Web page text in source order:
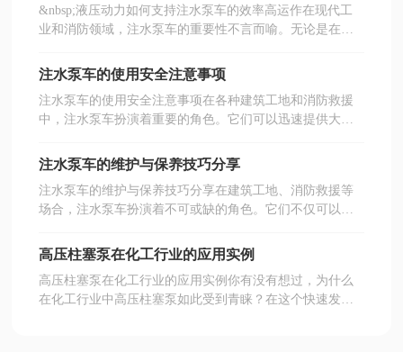
&nbsp;液压动力如何支持注水泵车的效率高运作在现代工
业和消防领域，注水泵车的重要性不言而喻。无论是在建
角色。而推动这一神奇机器效率高运作的，便是液压动力
系统。今天，我们就来深入探讨液压动力如何支持注水泵
车的效率高运作。&nbsp;什么是注水泵车？首先，让我们
简单了解一下什么是注水泵车。注水泵车是一种专门设计
提供大量水源。它们一般用于消防、施工和其他急需大量
英勇的骑士，驾驶着它的战马，迅速冲向火灾地点，洒下
甘霖，拯救生命。&nbsp;液压动力的基本原理那么，液压
来做功的技术。它的基本原理是通过液体在封闭的管道中
流动，传递力量和能量。你可以把它想象成是一个强壮的
朋友，虽然他本身不一定很大，但一
注水泵车的使用安全注意事项
注水泵车的使用安全注意事项在各种建筑工地和消防救援
中，注水泵车扮演着重要的角色。它们可以迅速提供大量
事，安全使用须引起重视。今天，我们就来聊聊注水泵车
的使用安全注意事项，让你在使用时更加放心。1. 熟悉操
作手册首先，操作人员必须仔细阅读注水泵车的操作手
册。这个手册就像是你与这台机器之间的桥梁，里面包含
议。想象一下，如果没有手册，你就像在没有地图的情况
备在每次使用注水泵车之前，务必进行设备检查。这包括
检查油量、水管、滤网等是否正常。就像驾驶汽车前要检
注水泵车的维护与保养技巧分享
注水泵车的维护与保养技巧分享在建筑工地、消防救援等
场合，注水泵车扮演着不可或缺的角色。它们不仅可以有
但是，大家是否知道如何正确地维护和保养注水泵车呢？
今天，我们就来聊聊这些小技巧，让你的注水泵车在关键
时刻发挥较好性能。为什么要重视注水泵车的维护首先，
为什么我们要重视注水泵车的维护呢？想象一下，你在一
高压柱塞泵在化工行业的应用实例
高压柱塞泵在化工行业的应用实例你有没有想过，为什么
在化工行业中高压柱塞泵如此受到青睐？在这个快速发展